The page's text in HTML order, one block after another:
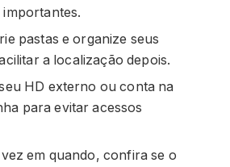
pastas e organize seus
a localização depois.
HD externo ou conta na
para evitar acessos
em quando, confira se o